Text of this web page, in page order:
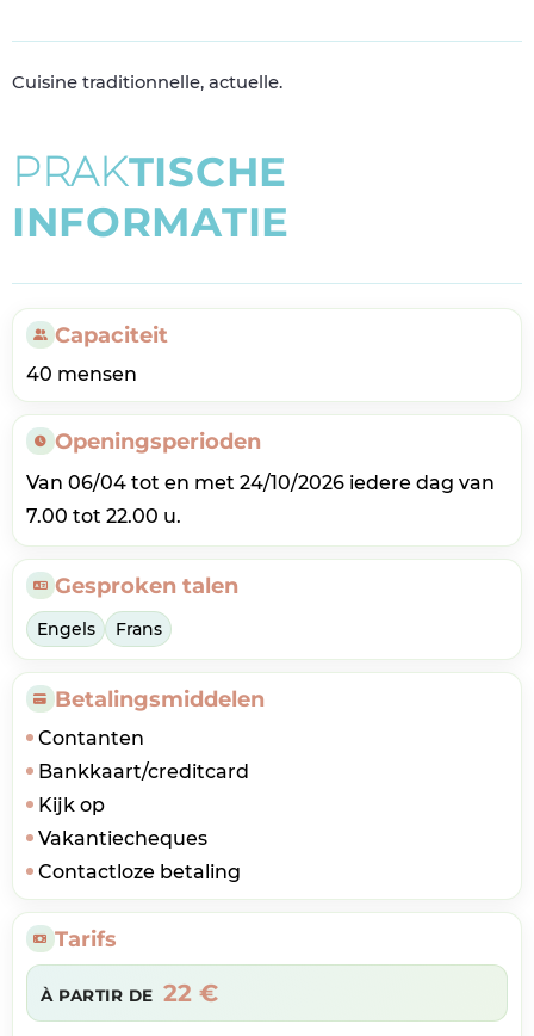
Cuisine traditionnelle, actuelle.
PRAKTISCHE
INFORMATIE
Capaciteit
40 mensen
Openingsperioden
Van 06/04 tot en met 24/10/2026 iedere dag van
7.00 tot 22.00 u.
Gesproken talen
Engels Frans
Betalingsmiddelen
Contanten
Bankkaart/creditcard
Kijk op
Vakantiecheques
Contactloze betaling
Tarifs
À PARTIR DE 22 €